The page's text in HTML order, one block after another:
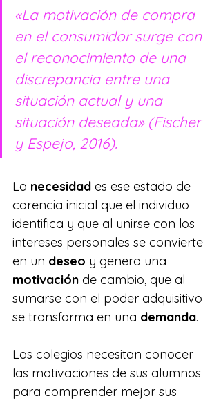
«La motivación de compra
en el consumidor surge con
el reconocimiento de una
discrepancia entre una
situación actual y una
situación deseada» (Fischer
y Espejo, 2016).
La necesidad es ese estado de
carencia inicial que el individuo
identifica y que al unirse con los
intereses personales se convierte
en un deseo y genera una
motivación de cambio, que al
sumarse con el poder adquisitivo
se transforma en una demanda.
Los colegios necesitan conocer
las motivaciones de sus alumnos
para comprender mejor sus